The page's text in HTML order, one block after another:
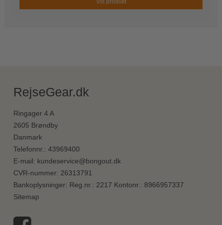
Vis produkt
RejseGear.dk
Ringager 4 A
2605 Brøndby
Danmark
Telefonnr.: 43969400
E-mail: kundeservice@bongout.dk
CVR-nummer: 26313791
Bankoplysninger: Reg.nr.: 2217 Kontonr.: 8966957337
Sitemap